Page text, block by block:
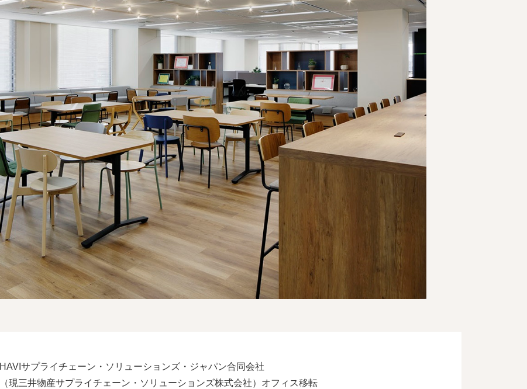
HAVIサプライチェーン・ソリューションズ・ジャパン合同会社
（現三井物産サプライチェーン・ソリューションズ株式会社）オフィス移転